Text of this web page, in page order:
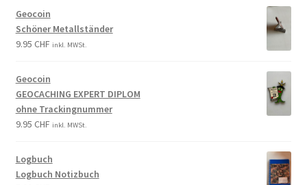
Geocoin
Schöner Metallständer
9.95 CHF inkl. MWSt.
Geocoin
GEOCACHING EXPERT DIPLOM
ohne Trackingnummer
9.95 CHF inkl. MWSt.
Logbuch
Logbuch Notizbuch